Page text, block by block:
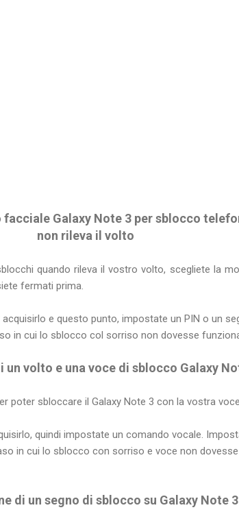
Galaxy Note 3 per sblocco
non rileva il volto
quando rileva il vostro volto, scegliete la
fermati prima.
e questo punto, impostate un PIN o un
in cui lo sblocco col sorriso non dovesse
un volto e una voce di sblocco Galaxy
poter sbloccare il Galaxy Note 3 con la vostra
quindi impostate un comando vocale.
in cui lo sblocco con sorriso e voce non dovesse
di un segno di sblocco su Galaxy Note 3